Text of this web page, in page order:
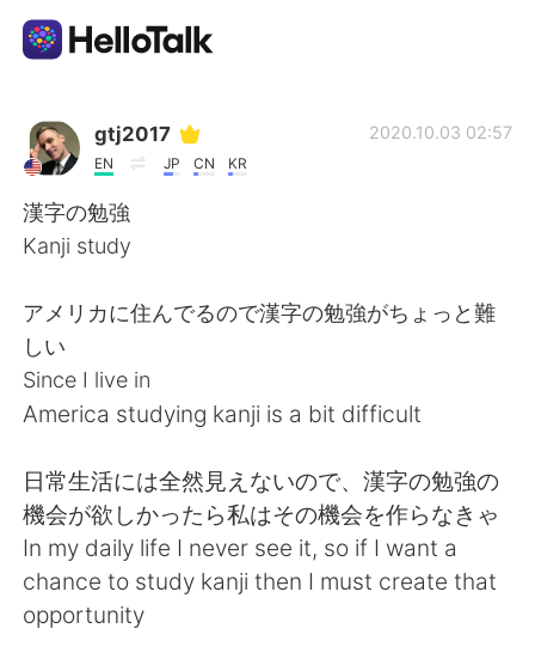
語言交換應用
繁體中文
Español العربية
Français Deutsch
日本語 한국어
Русский
gtj2017
EN JP CN KR
2020.10.03 02:57
漢字の勉強
Kanji study
アメリカに住んでるので漢字の勉強がちょっと難
しい
Since I live in
America studying kanji is a bit difficult
日常生活には全然見えないので、漢字の勉強の
機会が欲しかったら私はその機会を作らなきゃ
In my daily life I never see it, so if I want a
chance to study kanji then I must create that
opportunity